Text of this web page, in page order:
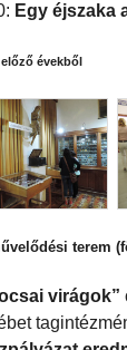
Egy éjszaka
évekből
terem
virágok”